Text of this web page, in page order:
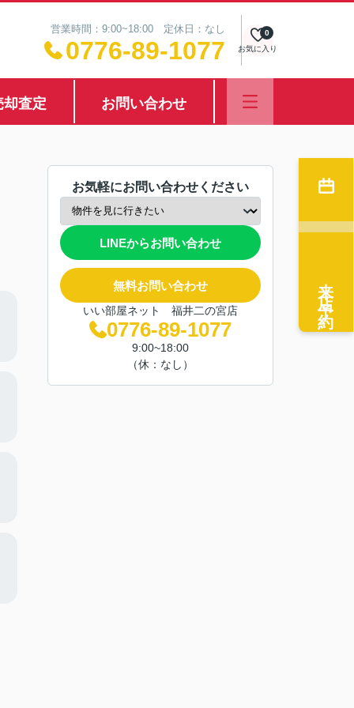
営業時間：9:00~18:00 定休日：なし
0776-89-1077 お気に入り
0
却査定 お問い合わせ
お気軽にお問い合わせください
LINEからお問い合わせ
無料お問い合わせ
いい部屋ネット 福井二の宮店
0776-89-1077
9:00~18:00
（休：なし）
来店予約